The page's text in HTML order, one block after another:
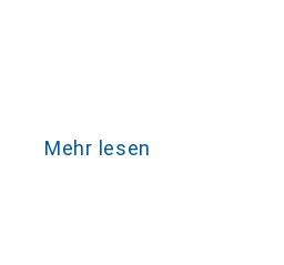
Mehr lesen